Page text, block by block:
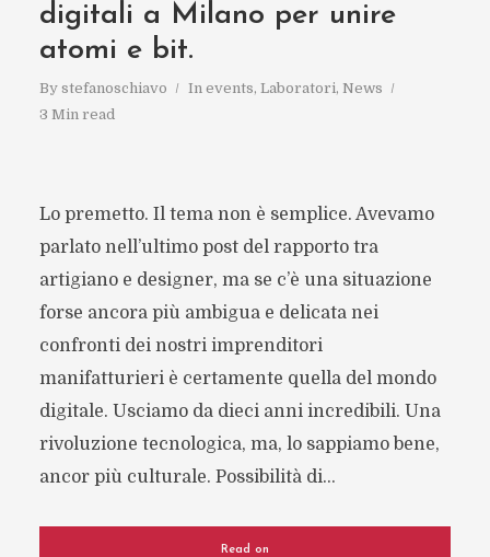
digitali a Milano per unire
atomi e bit.
By stefanoschiavo In events, Laboratori, News
3 Min read
Lo premetto. Il tema non è semplice. Avevamo
parlato nell’ultimo post del rapporto tra
artigiano e designer, ma se c’è una situazione
forse ancora più ambigua e delicata nei
confronti dei nostri imprenditori
manifatturieri è certamente quella del mondo
digitale. Usciamo da dieci anni incredibili. Una
rivoluzione tecnologica, ma, lo sappiamo bene,
ancor più culturale. Possibilità di...
Read on